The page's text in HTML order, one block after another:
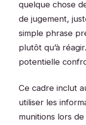
quelque chose
de jugement,
simple phrase
plutôt qu’à
potentielle
Ce cadre inclut
utiliser les
munitions lors